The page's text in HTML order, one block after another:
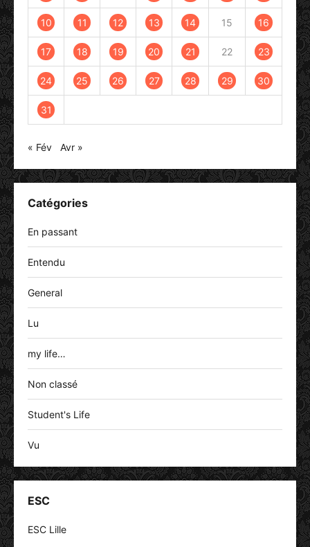
10 11 12 13 14 15 16
17 18 19 20 21 22 23
24 25 26 27 28 29 30
31
« Fév Avr »
Catégories
En passant
Entendu
General
Lu
my life…
Non classé
Student's Life
Vu
ESC
ESC Lille